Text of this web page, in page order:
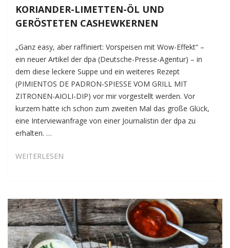
KORIANDER-LIMETTEN-ÖL UND
GERÖSTETEN CASHEWKERNEN
„Ganz easy, aber raffiniert: Vorspeisen mit Wow-Effekt“ –
ein neuer Artikel der dpa (Deutsche-Presse-Agentur) – in
dem diese leckere Suppe und ein weiteres Rezept
(PIMIENTOS DE PADRON-SPIESSE VOM GRILL MIT
ZITRONEN-AIOLI-DIP) vor mir vorgestellt werden. Vor
kurzem hatte ich schon zum zweiten Mal das große Glück,
eine Interviewanfrage von einer Journalistin der dpa zu
erhalten. …
WEITERLESEN
KORIANDER-
LIMETTEN-
ÖL
UND